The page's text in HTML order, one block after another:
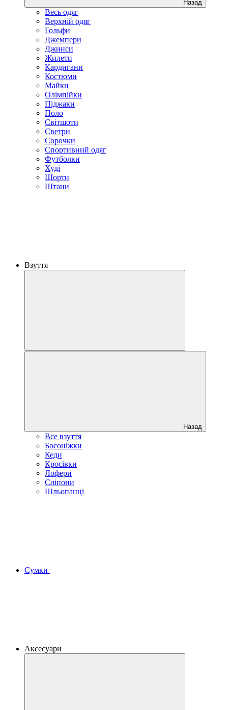
Назад
Весь одяг
Верхній одяг
Гольфи
Джемпери
Джинси
Жилети
Кардигани
Костюми
Майки
Олімпійки
Піджаки
Поло
Світшоти
Светри
Сорочки
Спортивний одяг
Футболки
Худі
Шорти
Штани
Взуття
Назад
Все взуття
Босоніжки
Кеди
Кросівки
Лофери
Сліпони
Шльопанці
Сумки
Аксесуари